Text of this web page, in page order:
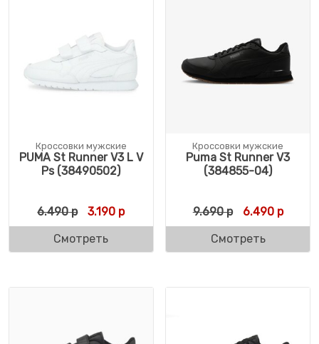
Кроссовки мужские
PUMA St Runner V3 L V
Ps (38490502)
6.490р Первоначальная цена составляла 6.490
3.190 рТекущая цена: 3.190 р.
Смотреть
Кроссовки мужские
Puma St Runner V3
(384855-04)
9.690р 6.490р
Смотреть